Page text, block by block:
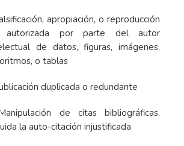
apropiación, o reproducción
autorizada por parte del autor
de datos, figuras, imágenes,
o tablas
duplicada o redundante
de citas bibliográficas,
la auto-citación injustificada